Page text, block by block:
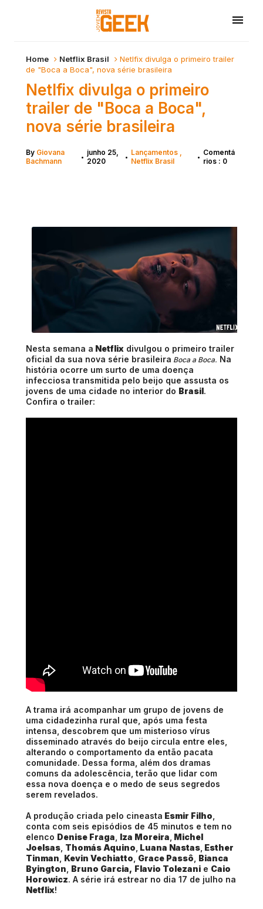
Home Netflix Brasil
Netlfix divulga o primeiro trailer
de "Boca a Boca", nova série brasileira
Netlfix divulga o primeiro
trailer de "Boca a Boca",
nova série brasileira
By Giovana
Bachmann
• junho 25,
2020
• Lançamentos
Netflix Brasil
• Comentá
rios : 0
Nesta semana a Netflix divulgou o primeiro trailer
oficial da sua nova série brasileira Boca a Boca. Na
história ocorre um surto de uma doença
infecciosa transmitida pelo beijo que assusta os
jovens de uma cidade no interior do Brasil.
Confira o trailer:
A trama irá acompanhar um grupo de jovens de
uma cidadezinha rural que, após uma festa
intensa, descobrem que um misterioso vírus
disseminado através do beijo circula entre eles,
alterando o comportamento da então pacata
comunidade. Dessa forma, além dos dramas
comuns da adolescência, terão que lidar com
essa nova doença e o medo de seus segredos
serem revelados.
A produção criada pelo cineasta Esmir Filho
conta com seis episódios de 45 minutos e tem no
elenco Denise Fraga Iza Moreira Michel
Joelsas Thomás Aquino Luana Nastas Esther
Tinman Kevin Vechiatto Grace Passô Bianca
Byington Bruno Garcia, Flavio Tolezani e Caio
Horowicz. A série irá estrear no dia 17 de julho na
Netflix!